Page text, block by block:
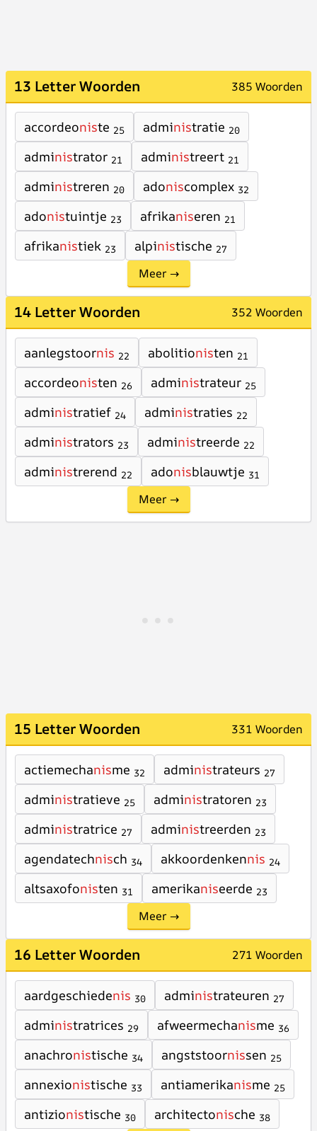
13 Letter Woorden 385 Woorden
accordeoniste 25 administratie 20
administrator 21 administreert 21
administreren 20 adoniscomplex 32
adonistuintje 23 afrikaniseren 21
afrikanistiek 23 alpinistische 27
Meer →
14 Letter Woorden 352 Woorden
aanlegstoornis 22 abolitionisten 21
accordeonisten 26 administrateur 25
administratief 24 administraties 22
administrators 23 administreerde 22
administrerend 22 adonisblauwtje 31
Meer →
15 Letter Woorden 331 Woorden
actiemechanisme 32 administrateurs 27
administratieve 25 administratoren 23
administratrice 27 administreerden 23
agendatechnisch 34 akkoordenkennis 24
altsaxofonisten 31 amerikaniseerde 23
Meer →
16 Letter Woorden 271 Woorden
aardgeschiedenis 30 administrateuren 27
administratrices 29 afweermechanisme 36
anachronistische 34 angststoornissen 25
annexionistische 33 antiamerikanisme 25
antizionistische 30 architectonische 38